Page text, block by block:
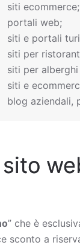
siti ecommerce;
portali web;
siti e portali
siti per
siti per
siti e
blog aziendali,
” che è
sconto a